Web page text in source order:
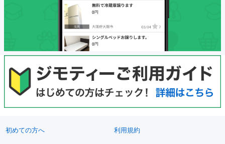
初めての方へ 利用規約